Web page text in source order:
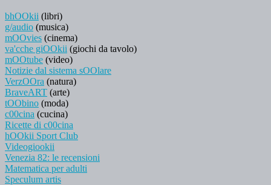
bhOOkii (libri)
g/audio (musica)
mOOvies (cinema)
va'cche giOOkii (giochi da tavolo)
mOOtube (video)
Notizie dal sistema sOOlare
VerzOOra (natura)
BraveART (arte)
tOObino (moda)
c00cina (cucina)
Ricette di c00cina
hOOkii Sport Club
Videogiookii
Venezia 82: le recensioni
Matematica per adulti
Speculum artis